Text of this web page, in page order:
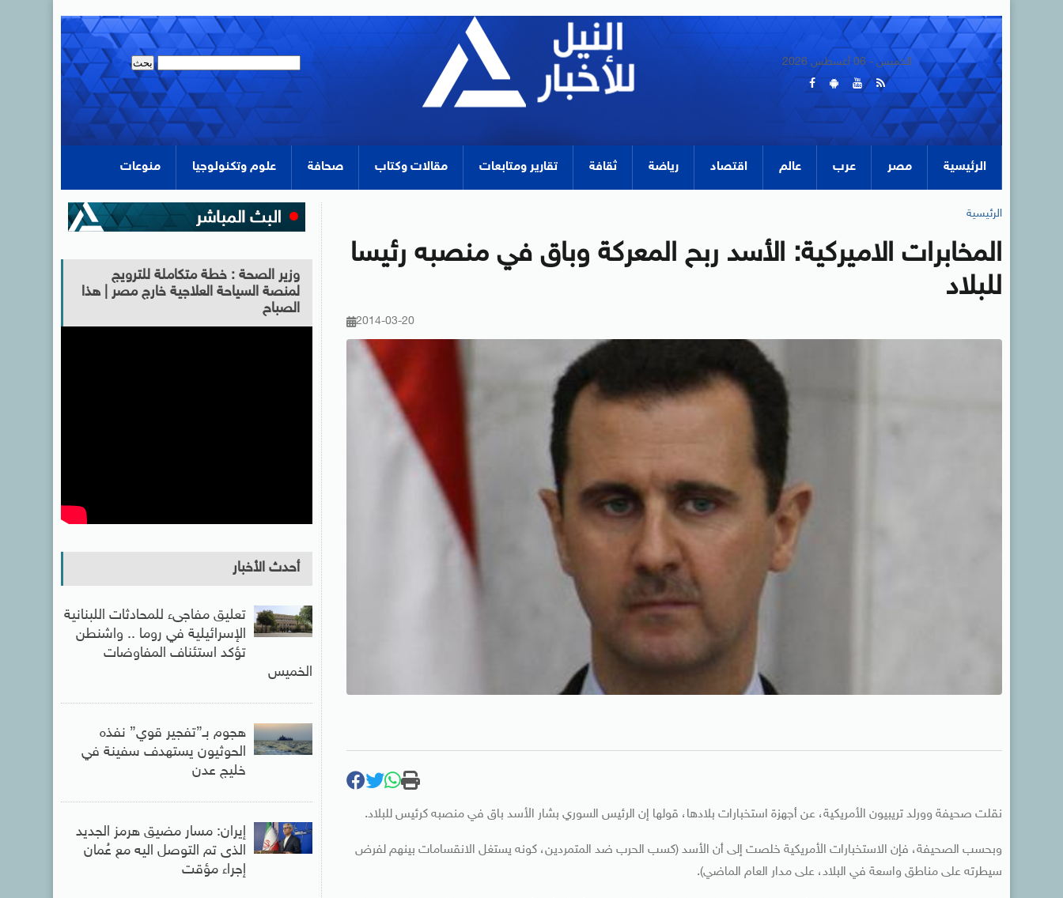
الخميس - 06 أغسطس 2026
الرئيسية مصر عرب عالم اقتصاد رياضة ثقافة تقارير ومتابعات مقالات وكتاب صحافة علوم وتكنولوجيا منوعات
الرئيسية
المخابرات الاميركية: الأسد ربح المعركة وباق في منصبه رئيسا
للبلاد
2014-03-20
نقلت صحيفة وورلد تريبيون الأمريكية، عن أجهزة استخبارات بلادها، قولها إن الرئيس السوري بشار الأسد باق في منصبه كرئيس للبلاد.
وبحسب الصحيفة، فإن الاستخبارات الأمريكية خلصت إلى أن الأسد (كسب الحرب ضد المتمردين، كونه يستغل الانقسامات بينهم لفرض
سيطرته على مناطق واسعة في البلاد، على مدار العام الماضي).
وزير الصحة : خطة متكاملة للترويج
لمنصة السياحة العلاجية خارج مصر | هذا
الصباح
أحدث الأخبار
تعليق مفاجىء للمحادثات اللبنانية
الإسرائيلية في روما .. واشنطن
تؤكد استئناف المفاوضات
الخميس
هجوم بـ”تفجير قوي” نفذه
الحوثيون يستهدف سفينة في
خليج عدن
إيران: مسار مضيق هرمز الجديد
الذى تم التوصل اليه مع عُمان
إجراء مؤقت